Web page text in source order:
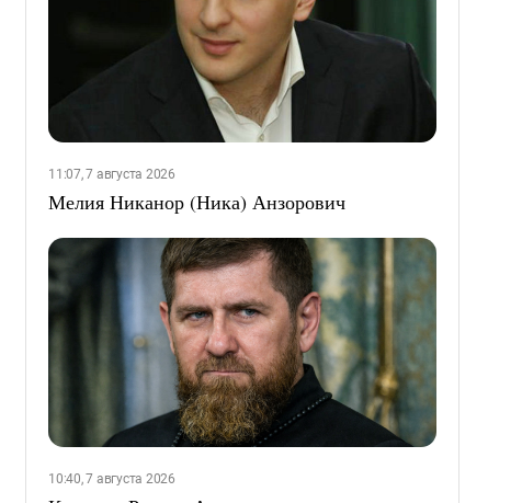
11:07, 7 августа 2026
Мелия Никанор (Ника) Анзорович
10:40, 7 августа 2026